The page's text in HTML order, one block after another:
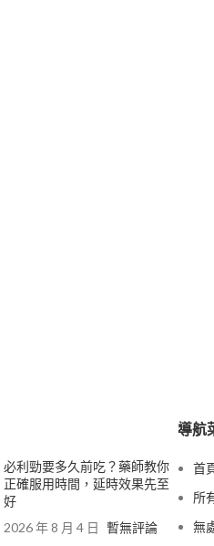
必利勁要多久前吃？藥師教你
正確服用時間，延時效果先至
好
2026 年 8 月 4 日 暫無評論
導航
首
所
無